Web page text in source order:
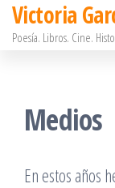
Saltar
Victoria
Poesía. Libros. Cine.
Medios
En estos años